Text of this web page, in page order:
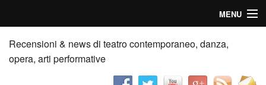
MENU
Home
Recensioni
Recensioni & news di teatro contemporaneo, danza,
opera, arti performative